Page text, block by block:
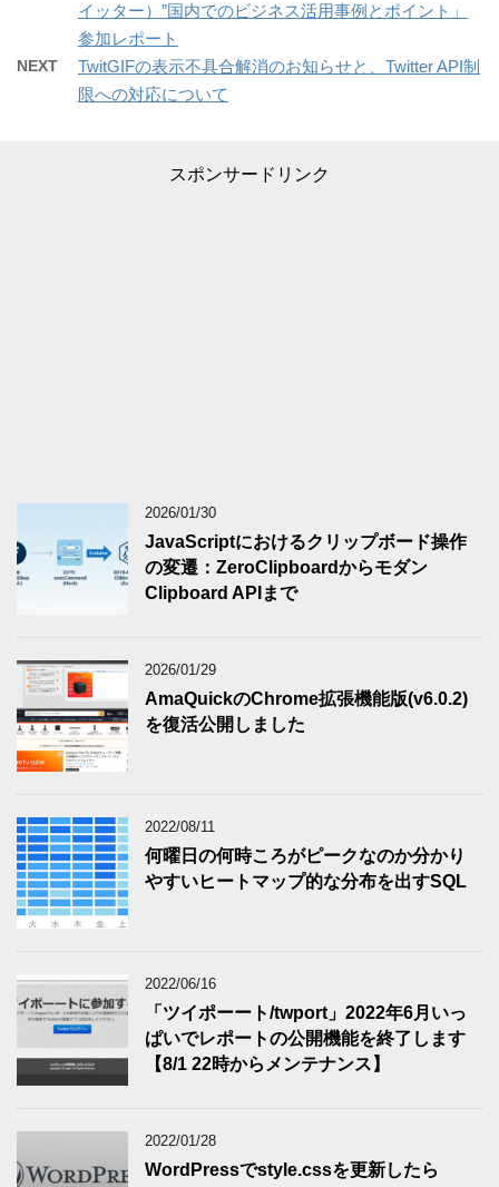
イッター）”国内でのビジネス活用事例とポイント」
参加レポート
NEXT
TwitGIFの表示不具合解消のお知らせと、Twitter API制
限への対応について
スポンサードリンク
2026/01/30
JavaScriptにおけるクリップボード操作
の変遷：ZeroClipboardからモダン
Clipboard APIまで
2026/01/29
AmaQuickのChrome拡張機能版(v6.0.2)
を復活公開しました
2022/08/11
何曜日の何時ころがピークなのか分かり
やすいヒートマップ的な分布を出すSQL
2022/06/16
「ツイポーート/twport」2022年6月いっ
ぱいでレポートの公開機能を終了します
【8/1 22時からメンテナンス】
2022/01/28
WordPressでstyle.cssを更新したら